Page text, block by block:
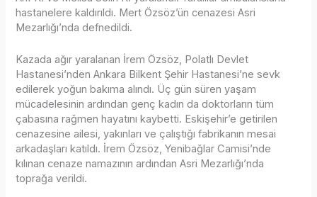
hastanelere kaldırıldı. Mert Özsöz’ün cenazesi Asri
Mezarlığı’nda defnedildi.
Kazada ağır yaralanan İrem Özsöz, Polatlı Devlet
Hastanesi’nden Ankara Bilkent Şehir Hastanesi’ne sevk
edilerek yoğun bakıma alındı. Üç gün süren yaşam
mücadelesinin ardından genç kadın da doktorların tüm
çabasına rağmen hayatını kaybetti. Eskişehir’e getirilen
cenazesine ailesi, yakınları ve çalıştığı fabrikanın mesai
arkadaşları katıldı. İrem Özsöz, Yenibağlar Camisi’nde
kılınan cenaze namazının ardından Asri Mezarlığı’nda
toprağa verildi.